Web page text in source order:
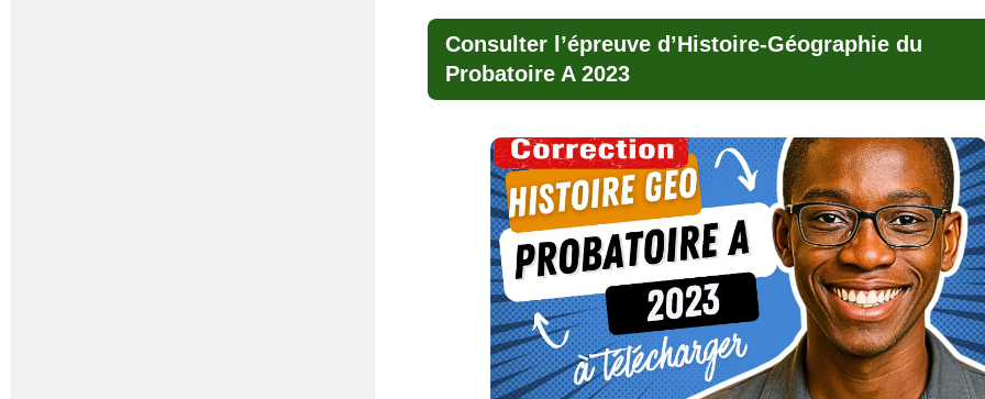
Consulter l’épreuve d’Histoire-Géographie du
Probatoire A 2023